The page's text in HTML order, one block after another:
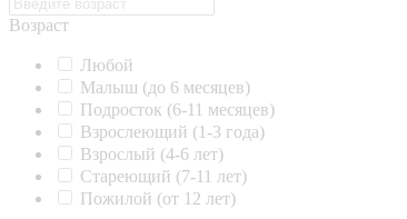
Возраст
Любой
Малыш (до 6 месяцев)
Подросток (6-11 месяцев)
Взрослеющий (1-3 года)
Взрослый (4-6 лет)
Стареющий (7-11 лет)
Пожилой (от 12 лет)